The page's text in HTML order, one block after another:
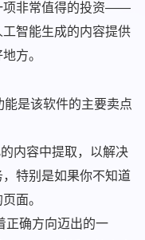
项非常值得的投资——
智能生成的内容提供
方。
是该软件的主要卖点
内容中提取，以解决
特别是如果你不知道
面。
正确方向迈出的一